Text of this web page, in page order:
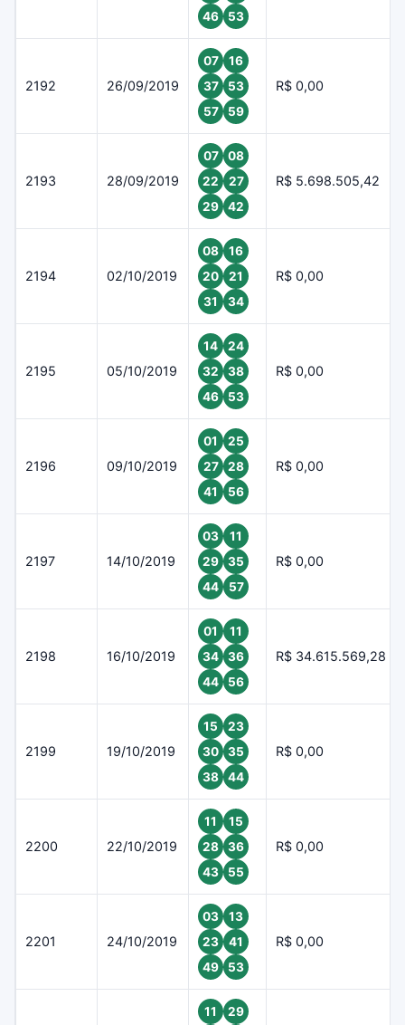
46
53
2192 26/09/2019
07
16
37
53
57
59
R$ 0,00
2193 28/09/2019
07
08
22
27
29
42
R$ 5.698.505,42
2194 02/10/2019
08
16
20
21
31
34
R$ 0,00
2195 05/10/2019
14
24
32
38
46
53
R$ 0,00
2196 09/10/2019
01
25
27
28
41
56
R$ 0,00
2197 14/10/2019
03
11
29
35
44
57
R$ 0,00
2198 16/10/2019
01
11
34
36
44
56
R$ 34.615.569,28
2199 19/10/2019
15
23
30
35
38
44
R$ 0,00
2200 22/10/2019
11
15
28
36
43
55
R$ 0,00
2201 24/10/2019
03
13
23
41
49
53
R$ 0,00
11 29